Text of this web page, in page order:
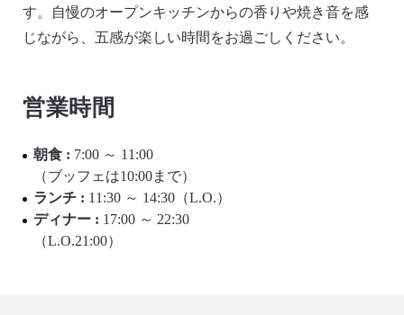
す。自慢のオープンキッチンからの香りや焼き音を感
じながら、五感が楽しい時間をお過ごしください。
営業時間
朝食 : 7:00 ～ 11:00
（ブッフェは10:00まで）
ランチ : 11:30 ～ 14:30（L.O.）
ディナー : 17:00 ～ 22:30
（L.O.21:00）